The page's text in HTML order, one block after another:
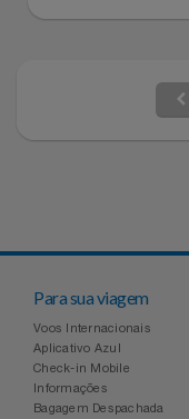
Para sua viagem
Voos Internacionais
Aplicativo Azul
Check-in Mobile
Informações
Bagagem Despachada